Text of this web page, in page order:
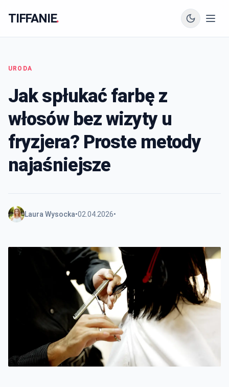
TIFFANIE.
URODA
Jak spłukać farbę z
włosów bez wizyty u
fryzjera? Proste metody
najaśniejsze
Laura Wysocka•02.04.2026•